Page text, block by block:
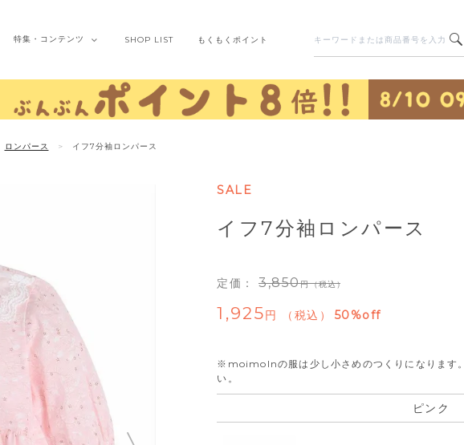
特集・ コンテンツ SHOP LIST もくもくポイント
ロンパース イフ7分袖ロンパース
SALE
イフ7分袖ロンパース
定価： 3,850 （税込）
1,925 税込 50%off
※moimolnの服は少し小さめのつくりになります。
い。
ピンク